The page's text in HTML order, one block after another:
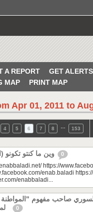
A REPORT GET ALERTS
MAP PRINT MAP
Apr 01, 2011 to
4 5 6 7 8 153
0
https://
enab.baladi
enabbaladi...
صاحب مفهوم "المواطنة
0